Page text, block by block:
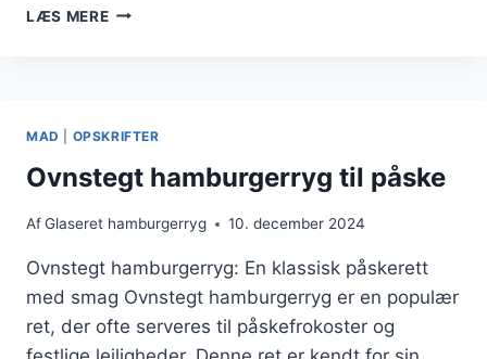
LÆS MEREHAMBURGRRYG
MAD OPSKRIFTER
Ovnstegt hamburgerryg til påske
AfGlaseret hamburgerryg 10. december 2024
Ovnstegt hamburgerryg: En klassisk påskerett
med smag Ovnstegt hamburgerryg er en populær
ret, der ofte serveres til påskefrokoster og